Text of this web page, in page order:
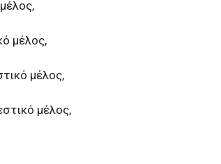
μέλος,
μέλος,
μέλος,